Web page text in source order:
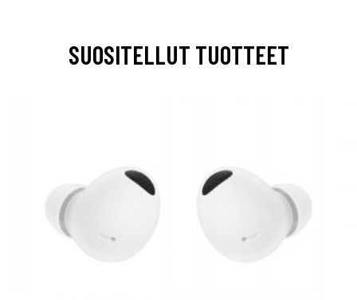
SUOSITELLUT TUOTTEET